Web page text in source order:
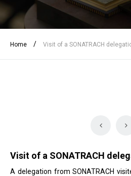
Home / Visit of a SONATRACH
Visit of a SONATRACH
A delegation from SONATRACH